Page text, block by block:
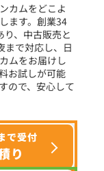
カムをどこよ
ます。創業34
、中古販売と
まで対応し、日
ムをお届けし
お試しが可能
ので、安心して
で受付
り